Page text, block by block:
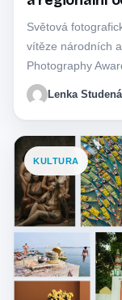
Světová
vítěze národních
Photography
Lenka Studená
KULTURA